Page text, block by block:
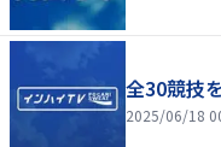
全30競技
2025/06/18